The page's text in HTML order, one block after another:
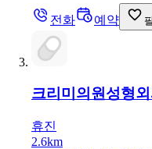
전화 예약
크리미의원성형
휴진
2.6km